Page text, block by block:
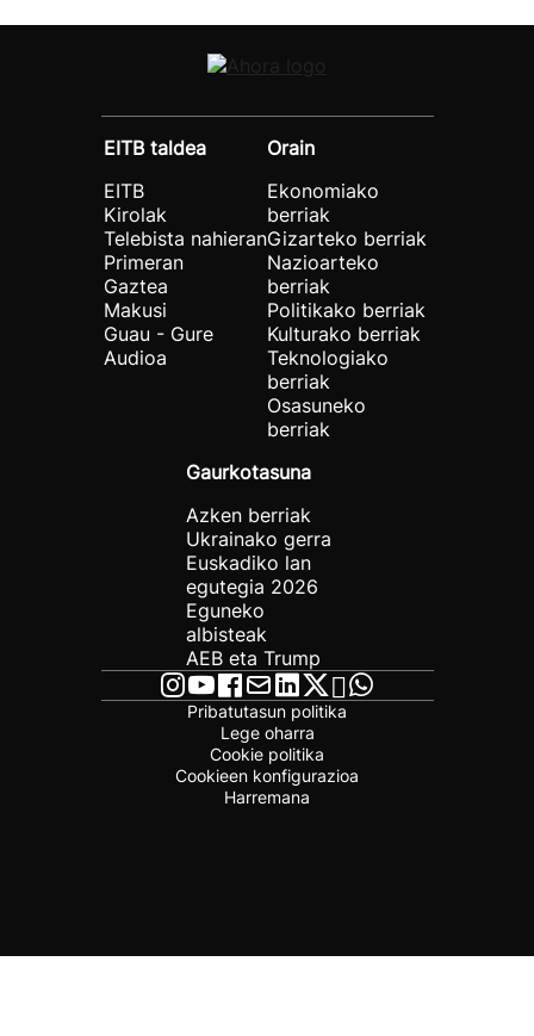
EITB taldea
EITB
Kirolak
Telebista nahieran
Primeran
Gaztea
Makusi
Guau - Gure
Audioa
Orain
Ekonomiako
berriak
Gizarteko berriak
Nazioarteko
berriak
Politikako berriak
Kulturako berriak
Teknologiako
berriak
Osasuneko
berriak
Gaurkotasuna
Azken berriak
Ukrainako gerra
Euskadiko lan
egutegia 2026
Eguneko
albisteak
AEB eta Trump
Pribatutasun politika
Lege oharra
Cookie politika
Cookieen konfigurazioa
Harremana